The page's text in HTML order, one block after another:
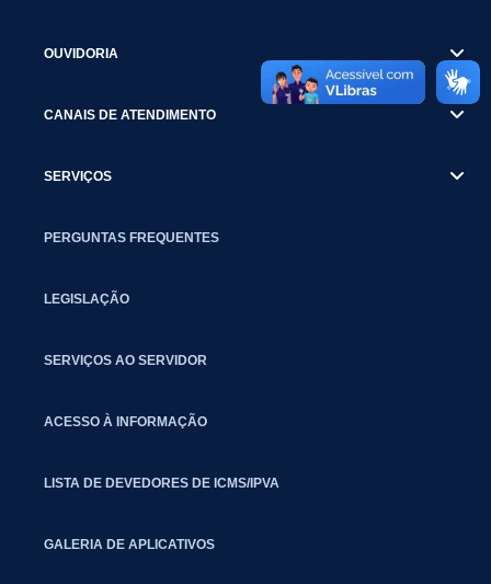
OUVIDORIA
CANAIS DE ATENDIMENTO
SERVIÇOS
PERGUNTAS FREQUENTES
LEGISLAÇÃO
SERVIÇOS AO SERVIDOR
ACESSO À INFORMAÇÃO
LISTA DE DEVEDORES DE ICMS/IPVA
GALERIA DE APLICATIVOS